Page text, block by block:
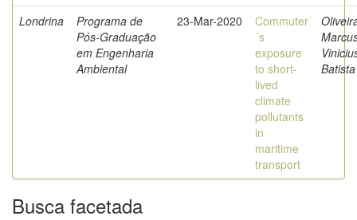
Londrina
Programa de
Pós-Graduação
em Engenharia
Ambiental
23-Mar-2020
Commuter
´s
exposure
to short-
lived
climate
pollutants
in
maritime
transport
Batista
Busca facetada